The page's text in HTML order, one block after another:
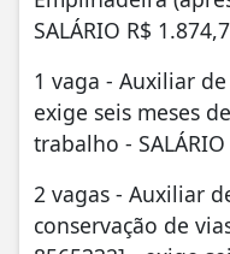
SALÁRIO R$
1 vaga - Auxiliar
exige seis meses
trabalho -
2 vagas - Auxiliar
conservação de